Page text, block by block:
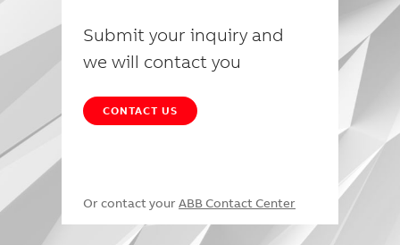
Submit your inquiry and
we will contact you
CONTACT US
Or contact your ABB Contact Center